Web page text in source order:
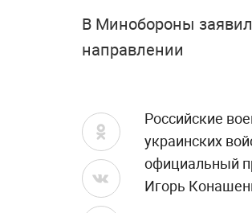
В Минобороны
направлении
Российские
украинских
официальный
Игорь